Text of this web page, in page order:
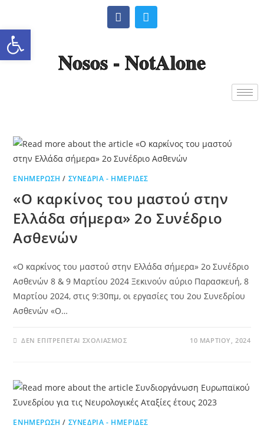
Nosos - NotAlone
ΕΝΗΜΈΡΩΣΗ / ΣΥΝΈΔΡΙΑ - ΗΜΕΡΊΔΕΣ
«Ο καρκίνος του μαστού στην
Ελλάδα σήμερα» 2ο Συνέδριο
Ασθενών
«Ο καρκίνος του μαστού στην Ελλάδα σήμερα» 2ο Συνέδριο
Ασθενών 8 & 9 Μαρτίου 2024 Ξεκινούν αύριο Παρασκευή, 8
Μαρτίου 2024, στις 9:30πμ, οι εργασίες του 2ου Συνεδρίου
Ασθενών «Ο…
ΔΕΝ ΕΠΙΤΡΈΠΕΤΑΙ ΣΧΟΛΙΑΣΜΌΣ 10 ΜΑΡΤΊΟΥ, 2024
ΕΝΗΜΈΡΩΣΗ / ΣΥΝΈΔΡΙΑ - ΗΜΕΡΊΔΕΣ
Ανοίξτε τη γραμμή